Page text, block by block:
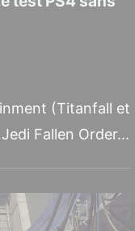
(Titanfall et
Fallen Order...